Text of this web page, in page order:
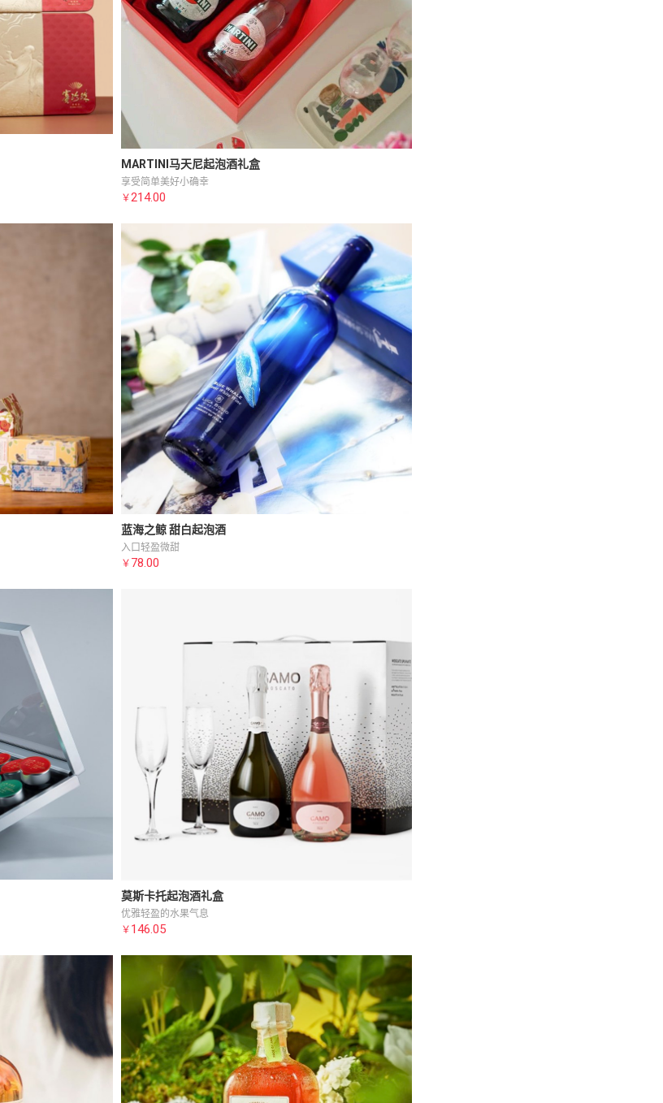
MARTINI马天尼起泡酒礼盒
享受简单美好小确幸
￥214.00
蓝海之鲸 甜白起泡酒
入口轻盈微甜
￥ 78.00
莫斯卡托起泡酒礼盒
优雅轻盈的水果气息
￥ 146.05